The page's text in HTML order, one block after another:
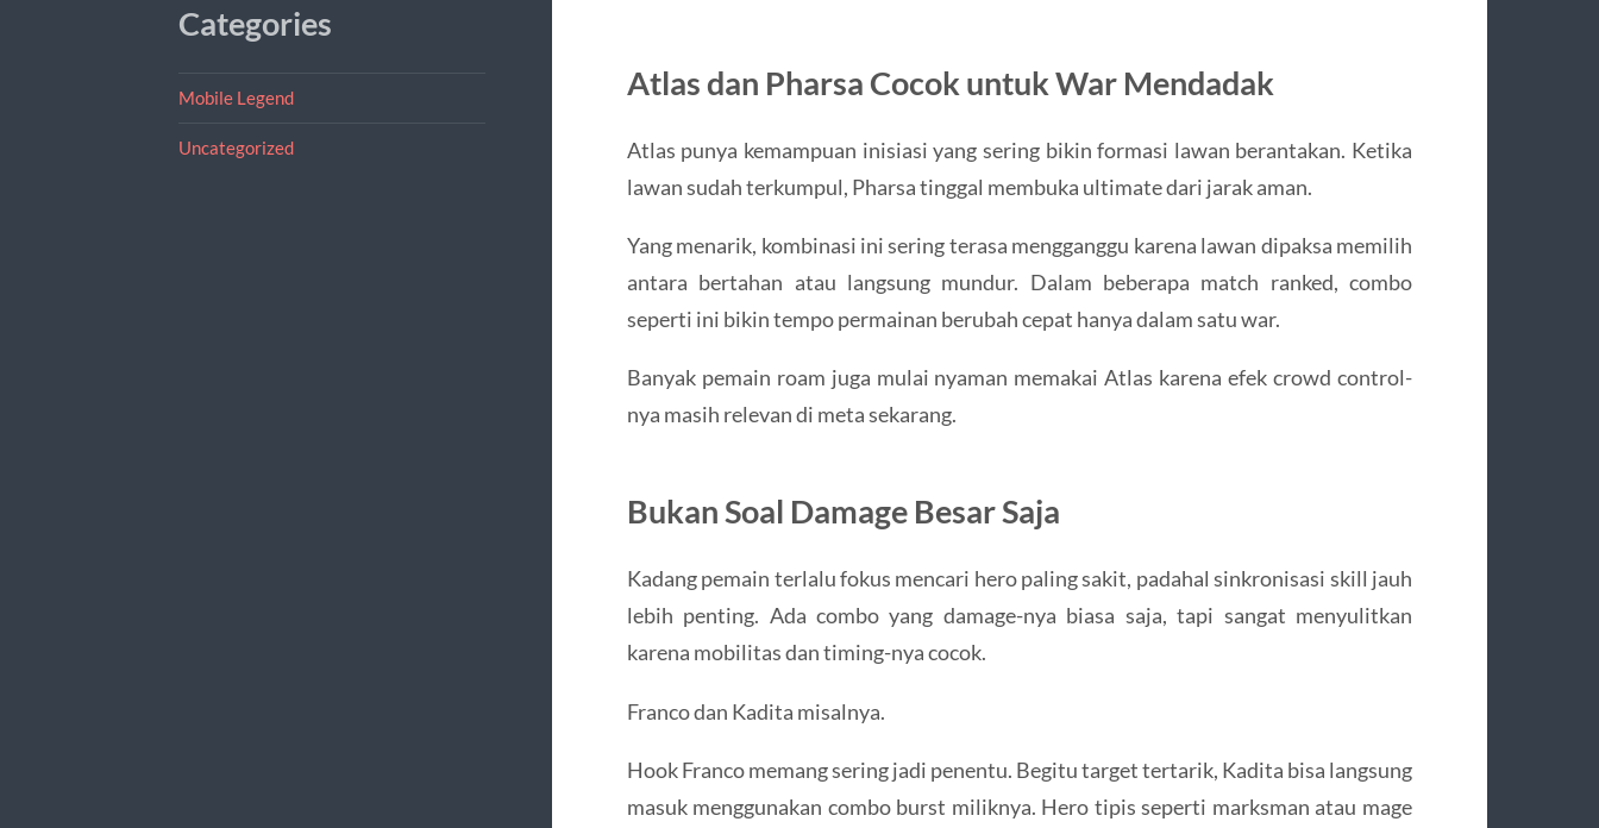
Categories
Mobile Legend
Uncategorized
Atlas dan Pharsa Cocok untuk War Mendadak
Atlas punya kemampuan inisiasi yang sering bikin formasi lawan berantakan. Ketika
lawan sudah terkumpul, Pharsa tinggal membuka ultimate dari jarak aman.
Yang menarik, kombinasi ini sering terasa mengganggu karena lawan dipaksa memilih
antara bertahan atau langsung mundur. Dalam beberapa match ranked, combo
seperti ini bikin tempo permainan berubah cepat hanya dalam satu war.
Banyak pemain roam juga mulai nyaman memakai Atlas karena efek crowd control-
nya masih relevan di meta sekarang.
Bukan Soal Damage Besar Saja
Kadang pemain terlalu fokus mencari hero paling sakit, padahal sinkronisasi skill jauh
lebih penting. Ada combo yang damage-nya biasa saja, tapi sangat menyulitkan
karena mobilitas dan timing-nya cocok.
Franco dan Kadita misalnya.
Hook Franco memang sering jadi penentu. Begitu target tertarik, Kadita bisa langsung
masuk menggunakan combo burst miliknya. Hero tipis seperti marksman atau mage